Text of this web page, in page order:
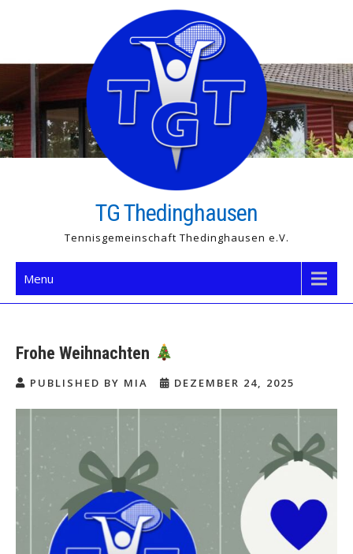
TG Thedinghausen
Tennisgemeinschaft Thedinghausen e.V.
Menu
Frohe Weihnachten
PUBLISHED BY MIA DEZEMBER 24, 2025